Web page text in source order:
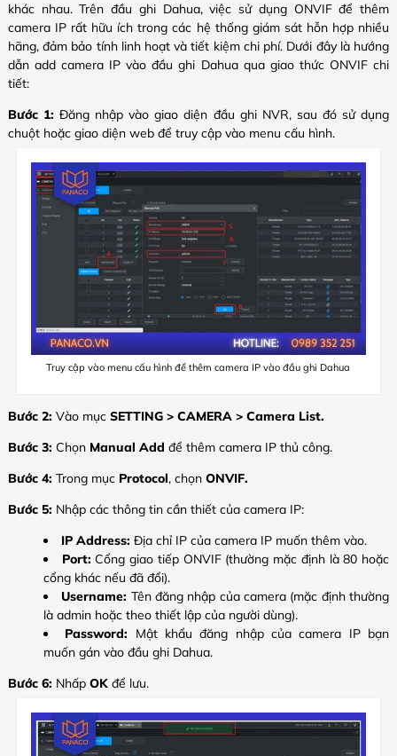
khác nhau. Trên đầu ghi Dahua, việc sử dụng ONVIF để thêm
camera IP rất hữu ích trong các hệ thống giám sát hỗn hợp nhiều
hãng, đảm bảo tính linh hoạt và tiết kiệm chi phí. Dưới đây là hướng
dẫn add camera IP vào đầu ghi Dahua qua giao thức ONVIF chi
tiết:
Bước 1: Đăng nhập vào giao diện đầu ghi NVR, sau đó sử dụng
chuột hoặc giao diện web để truy cập vào menu cấu hình.
Truy cập vào menu cấu hình để thêm camera IP vào đầu ghi Dahua
Bước 2: Vào mục SETTING > CAMERA > Camera List.
Bước 3: Chọn Manual Add để thêm camera IP thủ công.
Bước 4: Trong mục Protocol, chọn ONVIF.
Bước 5: Nhập các thông tin cần thiết của camera IP:
IP Address: Địa chỉ IP của camera IP muốn thêm vào.
Port: Cổng giao tiếp ONVIF (thường mặc định là 80 hoặc
cổng khác nếu đã đổi).
Username: Tên đăng nhập của camera (mặc định thường
là admin hoặc theo thiết lập của người dùng).
Password: Mật khẩu đăng nhập của camera IP bạn
muốn gán vào đầu ghi Dahua.
Bước 6: Nhấp OK để lưu.